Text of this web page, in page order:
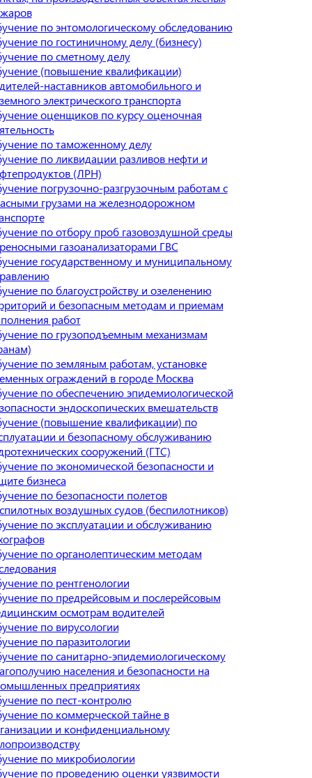
по энтомологическому обследованию
по гостиничному делу (бизнесу)
по сметному делу
(повышение квалификации)
наставников автомобильного и
электрического транспорта
оценщиков по курсу оценочная
по таможенному делу
по ликвидации разливов нефти и
(ЛРН)
погрузочно-разгрузочным работам с
грузами на железнодорожном
по отбору проб газовоздушной среды
газоанализаторами ГВС
государственному и муниципальному
по благоустройству и озеленению
и безопасным методам и приемам
работ
по грузоподъемным механизмам
по земляным работам, установке
ограждений в городе Москва
по обеспечению эпидемиологической
эндоскопических вмешательств
(повышение квалификации) по
и безопасному обслуживанию
сооружений (ГТС)
по экономической безопасности и
бизнеса
по безопасности полетов
воздушных судов (беспилотников)
по эксплуатации и обслуживанию
по органолептическим методам
по рентгенологии
по предрейсовым и послерейсовым
осмотрам водителей
по вирусологии
по паразитологии
по санитарно-эпидемиологическому
населения и безопасности на
предприятиях
по пест-контролю
по коммерческой тайне в
и конфиденциальному
по микробиологии
по проведению оценки уязвимости